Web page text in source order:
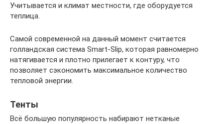
Учитывается и климат местности, где оборудуется
теплица.
Самой современной на данный момент считается
голландская система Smart-Slip, которая равномерно
натягивается и плотно прилегает к контуру, что
позволяет сэкономить максимальное количество
тепловой энергии.
Тенты
Всё большую популярность набирают нетканые